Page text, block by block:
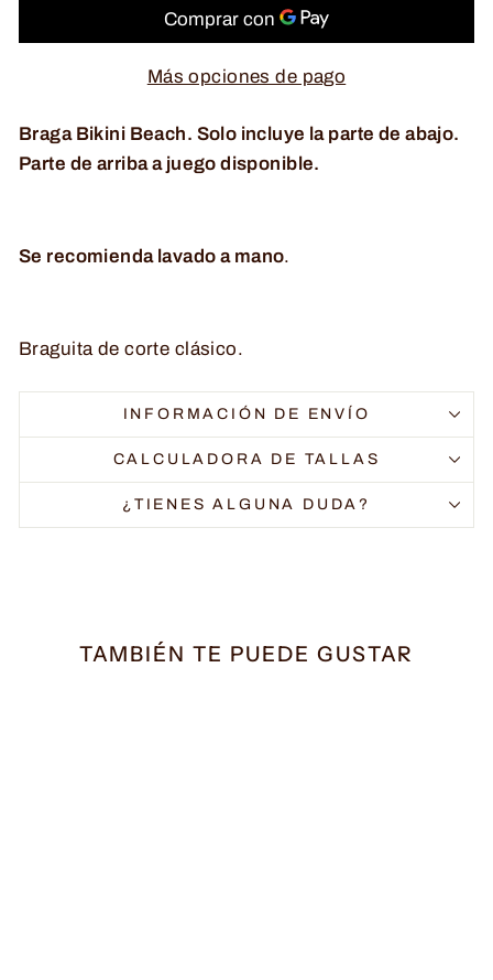
Más opciones de pago
Braga Bikini Beach. Solo incluye la parte de abajo.
Parte de arriba a juego disponible.
Se recomienda lavado a mano.
Braguita de corte clásico.
INFORMACIÓN DE ENVÍO
CALCULADORA DE TALLAS
¿TIENES ALGUNA DUDA?
TAMBIÉN TE PUEDE GUSTAR